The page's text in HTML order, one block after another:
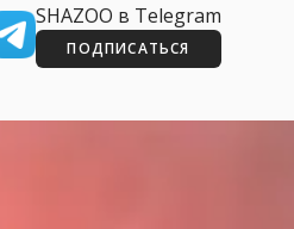
SHAZOO в Telegram
ПОДПИСАТЬСЯ